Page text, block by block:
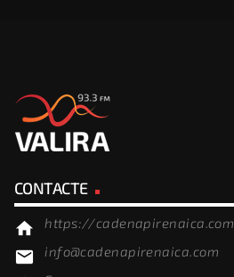
CONTACTE
home https://cadenapirenaica.com
email info@cadenapirenaica.com